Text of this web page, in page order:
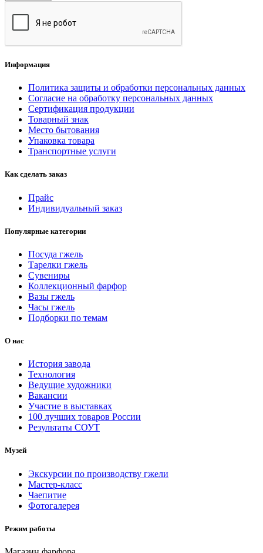
Информация
Политика защиты и обработки персональных данных
Согласие на обработку персональных данных
Сертификация продукции
Товарный знак
Место бытования
Упаковка товара
Транспортные услуги
Как сделать заказ
Прайс
Индивидуальный заказ
Популярные категории
Посуда гжель
Тарелки гжель
Сувениры
Коллекционный фарфор
Вазы гжель
Часы гжель
Подборки по темам
О нас
История завода
Технология
Ведущие художники
Вакансии
Участие в выставках
100 лучших товаров России
Результаты СОУТ
Музей
Экскурсии по производству гжели
Мастер-класс
Чаепитие
Фотогалерея
Режим работы